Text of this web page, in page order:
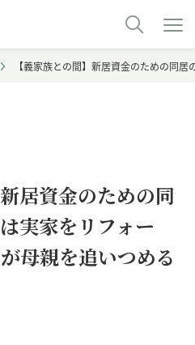
【義家族との間】新居資金のための同
居資金のための同
実家をリフォー
母親を追いつめる